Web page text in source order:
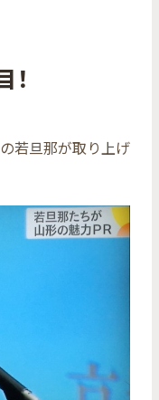
若旦那が取り上げ